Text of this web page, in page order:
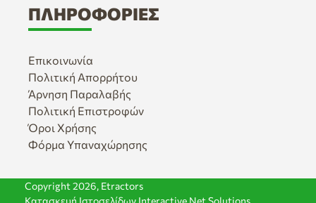
ΠΛΗΡΟΦΟΡΊΕΣ
Επικοινωνία
Πολιτική Απορρήτου
Άρνηση Παραλαβής
Πολιτική Επιστροφών
Όροι Χρήσης
Φόρμα Υπαναχώρησης
Copyright 2026, Etractors
Κατασκευή Ιστοσελίδων Interactive Net Solutions